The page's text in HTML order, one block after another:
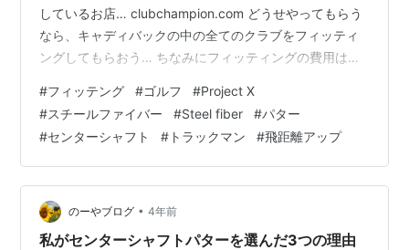
しているお店… clubchampion.com どうせやってもらう
なら、キャディバックの中の全てのクラブをフィッティ
ングしてもらおう… ちなみにフィッティングの費用は、
で、この半額でした。 予約をしてお邪魔しました… モー
ルの中にあるお店に入ると、ソファがある部屋の壁には
色々なグリップが展示してありました… 隣の部屋は壁に
ヘッドやシャフトがズラリ。 そしてトラックマンが設置
された試打ブースが二つ… フィッターさんと挨拶して…
#フィッテング #ゴルフ #Project X
#スチールファイバー #Steel fiber #パター
#センターシャフト # トラックマン #飛距離アップ
のーやブログ • 4年前
私がセンターシャフトパターを選んだ3つの理由